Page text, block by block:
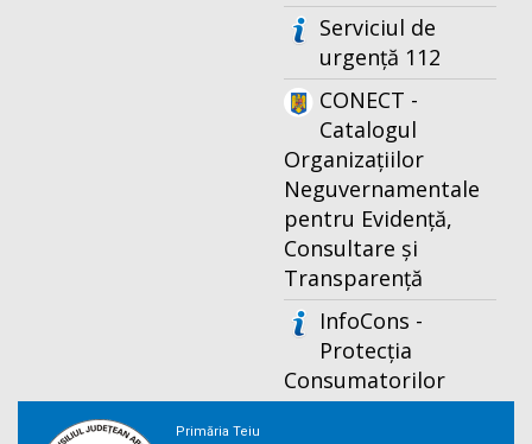
Serviciul de
urgență 112
CONECT -
Catalogul
Organizațiilor
Neguvernamentale
pentru Evidență,
Consultare și
Transparență
InfoCons -
Protecția
Consumatorilor
Primăria Teiu